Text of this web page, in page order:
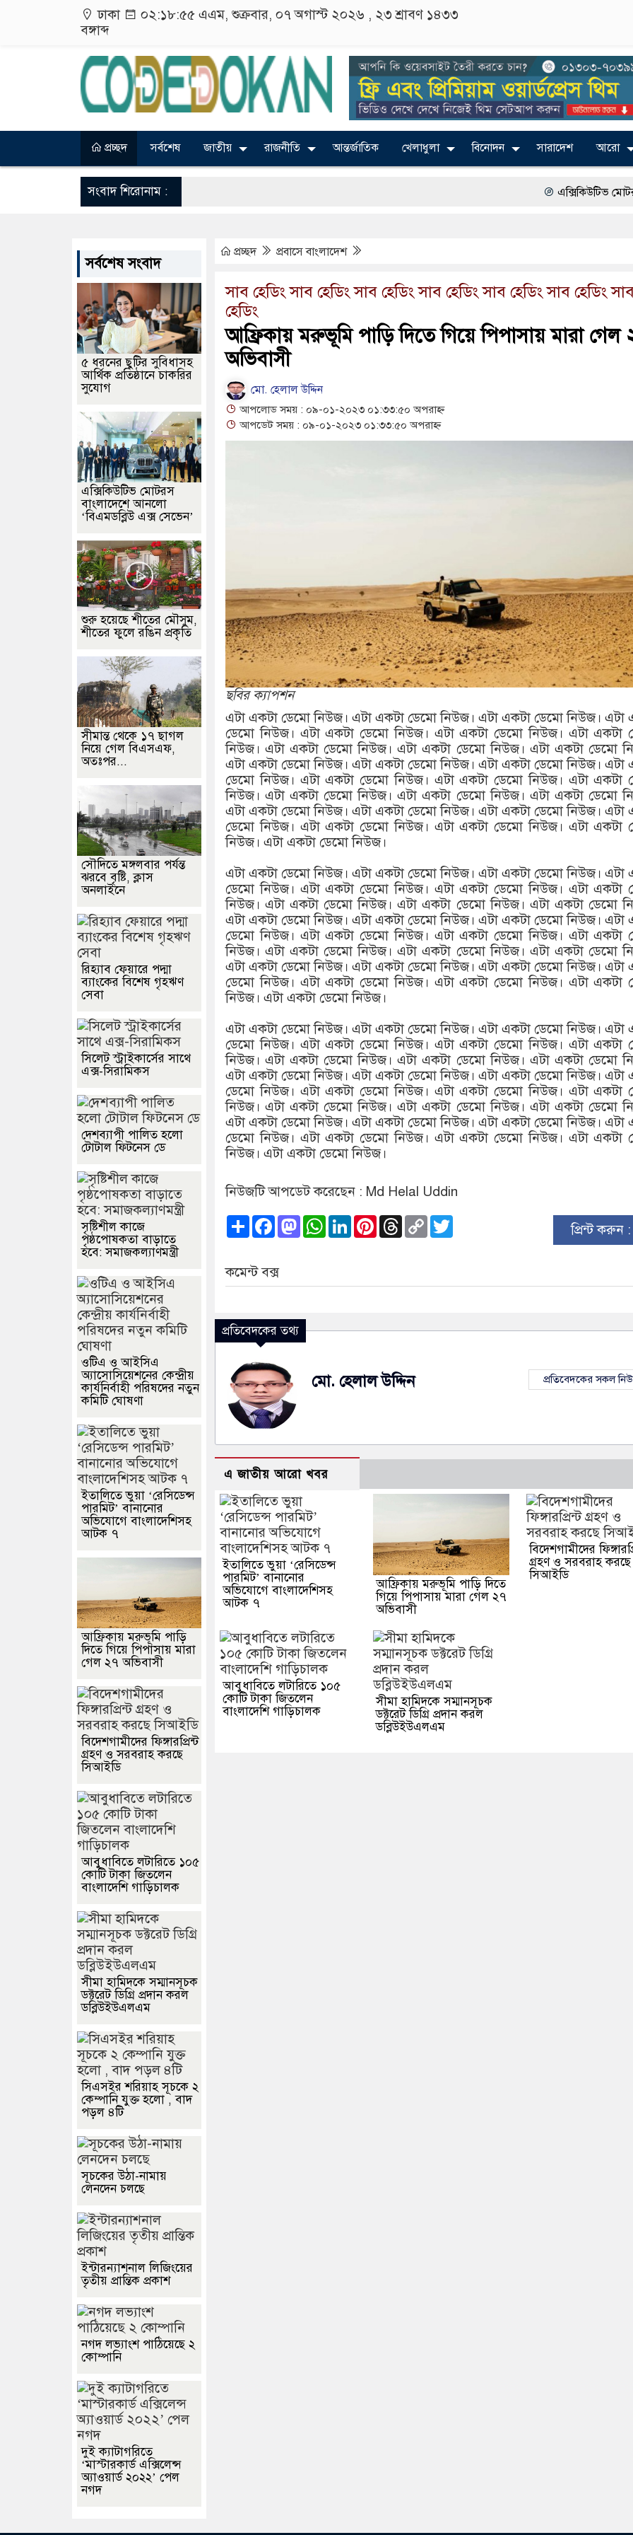
ঢাকা ০২:১৮:৫৬ এএম, শুক্রবার, ০৭ অগাস্ট ২০২৬ , ২৩ শ্রাবণ ১৪৩৩
বঙ্গাব্দ
প্রচ্ছদ সর্বশেষ জাতীয় রাজনীতি আন্তর্জাতিক খেলাধুলা বিনোদন সারাদেশ আরো
সংবাদ শিরোনাম : এক্সিকিউটিভ মোটরস
২০২৩ সালে কতজন হজে যেতে
প্রচ্ছদ প্রবাসে বাংলাদেশ
সাব হেডিং সাব হেডিং সাব হেডিং সাব হেডিং সাব হেডিং সাব হেডিং
হেডিং
আফ্রিকায় মরুভূমি পাড়ি দিতে গিয়ে পিপাসায় মারা গেল
অভিবাসী
মো. হেলাল উদ্দিন
আপলোড সময় : ০৯-০১-২০২৩ ০১:৩৩:৫০ অপরাহ্ন
আপডেট সময় : ০৯-০১-২০২৩ ০১:৩৩:৫০ অপরাহ্ন
ছবির ক্যাপশন
এটা একটা ডেমো নিউজ। এটা একটা ডেমো নিউজ। এটা একটা ডেমো নিউজ। এটা
ডেমো নিউজ। এটা একটা ডেমো নিউজ। এটা একটা ডেমো নিউজ। এটা একটা
নিউজ। এটা একটা ডেমো নিউজ। এটা একটা ডেমো নিউজ। এটা একটা ডেমো
এটা একটা ডেমো নিউজ। এটা একটা ডেমো নিউজ। এটা একটা ডেমো নিউজ। এটা
ডেমো নিউজ। এটা একটা ডেমো নিউজ। এটা একটা ডেমো নিউজ। এটা একটা
নিউজ। এটা একটা ডেমো নিউজ। এটা একটা ডেমো নিউজ। এটা একটা ডেমো
এটা একটা ডেমো নিউজ। এটা একটা ডেমো নিউজ। এটা একটা ডেমো নিউজ। এটা
ডেমো নিউজ। এটা একটা ডেমো নিউজ। এটা একটা ডেমো নিউজ। এটা একটা
নিউজ। এটা একটা ডেমো নিউজ।
এটা একটা ডেমো নিউজ। এটা একটা ডেমো নিউজ। এটা একটা ডেমো নিউজ। এটা
ডেমো নিউজ। এটা একটা ডেমো নিউজ। এটা একটা ডেমো নিউজ। এটা একটা
নিউজ। এটা একটা ডেমো নিউজ। এটা একটা ডেমো নিউজ। এটা একটা ডেমো
এটা একটা ডেমো নিউজ। এটা একটা ডেমো নিউজ। এটা একটা ডেমো নিউজ। এটা
ডেমো নিউজ। এটা একটা ডেমো নিউজ। এটা একটা ডেমো নিউজ। এটা একটা
নিউজ। এটা একটা ডেমো নিউজ। এটা একটা ডেমো নিউজ। এটা একটা ডেমো
এটা একটা ডেমো নিউজ। এটা একটা ডেমো নিউজ। এটা একটা ডেমো নিউজ। এটা
ডেমো নিউজ। এটা একটা ডেমো নিউজ। এটা একটা ডেমো নিউজ। এটা একটা
নিউজ। এটা একটা ডেমো নিউজ।
এটা একটা ডেমো নিউজ। এটা একটা ডেমো নিউজ। এটা একটা ডেমো নিউজ। এটা
ডেমো নিউজ। এটা একটা ডেমো নিউজ। এটা একটা ডেমো নিউজ। এটা একটা
নিউজ। এটা একটা ডেমো নিউজ। এটা একটা ডেমো নিউজ। এটা একটা ডেমো
এটা একটা ডেমো নিউজ। এটা একটা ডেমো নিউজ। এটা একটা ডেমো নিউজ। এটা
ডেমো নিউজ। এটা একটা ডেমো নিউজ। এটা একটা ডেমো নিউজ। এটা একটা
নিউজ। এটা একটা ডেমো নিউজ। এটা একটা ডেমো নিউজ। এটা একটা ডেমো
এটা একটা ডেমো নিউজ। এটা একটা ডেমো নিউজ। এটা একটা ডেমো নিউজ। এটা
ডেমো নিউজ। এটা একটা ডেমো নিউজ। এটা একটা ডেমো নিউজ। এটা একটা
নিউজ। এটা একটা ডেমো নিউজ।
নিউজটি আপডেট করেছেন : Md Helal Uddin
ShareFacebook
Mastodon
WhatsApp
LinkedInPinterest
Threads
Copy
Link প্রিন্ট করুন :
কমেন্ট বক্স
প্রতিবেদকের তথ্য
মো. হেলাল উদ্দিন প্রতিবেদকের সকল
এ জাতীয় আরো খবর
ইতালিতে ভুয়া ‘রেসিডেন্স
পারমিট’ বানানোর
অভিযোগে বাংলাদেশিসহ
আটক ৭
আফ্রিকায় মরুভূমি পাড়ি দিতে
গিয়ে পিপাসায় মারা গেল ২৭
অভিবাসী
বিদেশগামীদের
গ্রহণ ও সরবরাহ করছে
সিআইডি
আবুধাবিতে লটারিতে ১০৫
কোটি টাকা জিতলেন
বাংলাদেশি গাড়িচালক
সীমা হামিদকে সম্মানসূচক
ডক্টরেট ডিগ্রি প্রদান করল
ডব্লিউইউএলএম
সর্বশেষ সংবাদ
৫ ধরনের ছুটির সুবিধাসহ
আর্থিক প্রতিষ্ঠানে চাকরির
সুযোগ
এক্সিকিউটিভ মোটরস
বাংলাদেশে আনলো
‘বিএমডব্লিউ এক্স সেভেন’
শুরু হয়েছে শীতের মৌসুম,
শীতের ফুলে রঙিন প্রকৃতি
সীমান্ত থেকে ১৭ ছাগল
নিয়ে গেল বিএসএফ,
অতঃপর...
সৌদিতে মঙ্গলবার পর্যন্ত
ঝরবে বৃষ্টি, ক্লাস
অনলাইনে
রিহ্যাব ফেয়ারে পদ্মা
ব্যাংকের বিশেষ গৃহঋণ
সেবা
সিলেট স্ট্রাইকার্সের সাথে
এক্স-সিরামিকস
দেশব্যাপী পালিত হলো
টোটাল ফিটনেস ডে
সৃষ্টিশীল কাজে
পৃষ্ঠপোষকতা বাড়াতে
হবে: সমাজকল্যাণমন্ত্রী
ওটিএ ও আইসিএ
অ্যাসোসিয়েশনের কেন্দ্রীয়
কার্যনির্বাহী পরিষদের নতুন
কমিটি ঘোষণা
ইতালিতে ভুয়া ‘রেসিডেন্স
পারমিট’ বানানোর
অভিযোগে বাংলাদেশিসহ
আটক ৭
আফ্রিকায় মরুভূমি পাড়ি
দিতে গিয়ে পিপাসায় মারা
গেল ২৭ অভিবাসী
বিদেশগামীদের ফিঙ্গারপ্রিন্ট
গ্রহণ ও সরবরাহ করছে
সিআইডি
আবুধাবিতে লটারিতে ১০৫
কোটি টাকা জিতলেন
বাংলাদেশি গাড়িচালক
সীমা হামিদকে সম্মানসূচক
ডক্টরেট ডিগ্রি প্রদান করল
ডব্লিউইউএলএম
সিএসইর শরিয়াহ সূচকে ২
কেম্পানি যুক্ত হলো , বাদ
পড়ল ৪টি
সূচকের উঠা-নামায়
লেনদেন চলছে
ইন্টারন্যাশনাল লিজিংয়ের
তৃতীয় প্রান্তিক প্রকাশ
নগদ লভ্যাংশ পাঠিয়েছে ২
কোম্পানি
দুই ক্যাটাগরিতে
‘মাস্টারকার্ড এক্সিলেন্স
অ্যাওয়ার্ড ২০২২’ পেল
নগদ